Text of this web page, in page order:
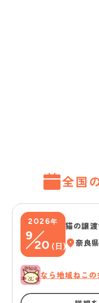
全国
2026年
9
20 ( 日)
猫の譲
奈良県
なら地域ねこの